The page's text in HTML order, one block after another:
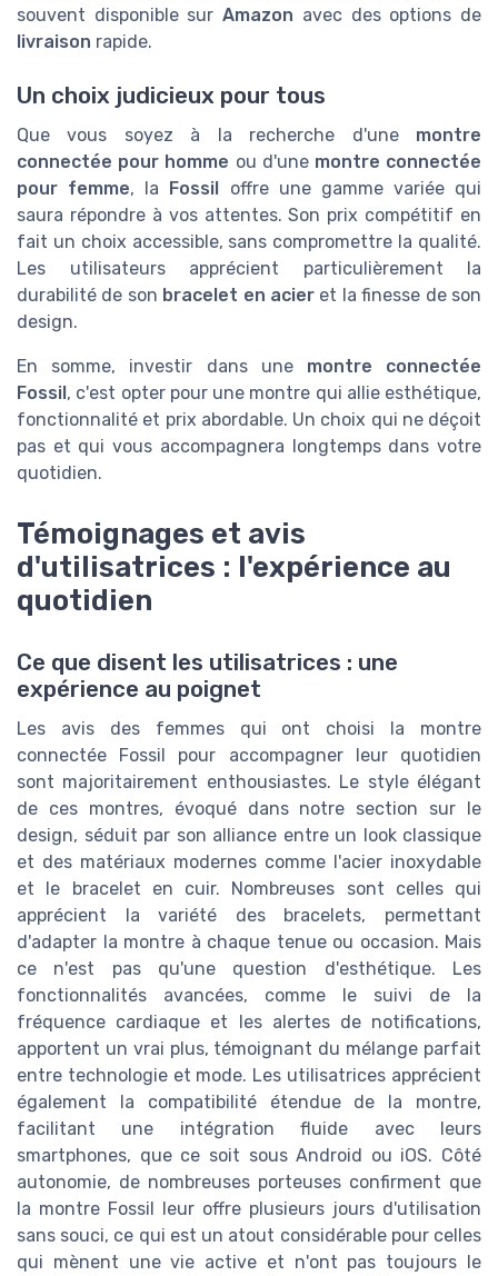
souvent disponible surAmazon avec des options de
livraison rapide.
Un choix judicieux pour tous
Que vous soyez à la recherche d'une montre
connectée pour homme ou d'une montre connectée
pour femme, la Fossil
offre une gamme variée qui
saura répondre à vos attentes. Son prix compétitif en
fait un choix accessible, sans compromettre la qualité.
Les utilisateurs apprécient particulièrement la
durabilité de son bracelet en acier et la finesse de son
design.
En somme, investir dans une montre connectée
Fossil , c'est opter pour une montre qui allie esthétique,
fonctionnalité et prix abordable. Un choix qui ne déçoit
pas et qui vous accompagnera longtemps dans votre
quotidien.
Témoignages et avis
d'utilisatrices : l'expérience au
quotidien
Ce que disent les utilisatrices : une
expérience au poignet
Les avis des femmes qui ont choisi la montre
connectée Fossil pour accompagner leur quotidien
sont majoritairement enthousiastes. Le style élégant
de ces montres, évoqué dans notre section sur le
design, séduit par son alliance entre un look classique
et des matériaux modernes comme l'acier inoxydable
et le bracelet en cuir. Nombreuses sont celles qui
apprécient la variété des bracelets, permettant
d'adapter la montre à chaque tenue ou occasion. Mais
ce n'est pas qu'une question d'esthétique. Les
fonctionnalités avancées, comme le suivi de la
fréquence cardiaque et les alertes de notifications,
apportent un vrai plus, témoignant du mélange parfait
entre technologie et mode. Les utilisatrices apprécient
également la compatibilité étendue de la montre,
facilitant une intégration fluide avec leurs
smartphones, que ce soit sous Android ou iOS. Côté
autonomie, de nombreuses porteuses confirment que
la montre Fossil leur offre plusieurs jours d'utilisation
sans souci, ce qui est un atout considérable pour celles
qui mènent une vie active et n'ont pas toujours le